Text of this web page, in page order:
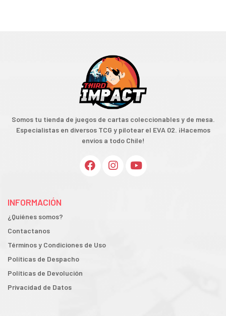
Somos tu tienda de juegos de cartas coleccionables y de mesa.
Especialistas en diversos TCG y pilotear el EVA 02. ¡Hacemos
envíos a todo Chile!
INFORMACIÓN
¿Quiénes somos?
Contactanos
Términos y Condiciones de Uso
Políticas de Despacho
Políticas de Devolución
Privacidad de Datos